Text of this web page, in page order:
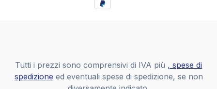
Tutti i prezzi sono comprensivi di IVA più , spese di
spedizione ed eventuali spese di spedizione, se non